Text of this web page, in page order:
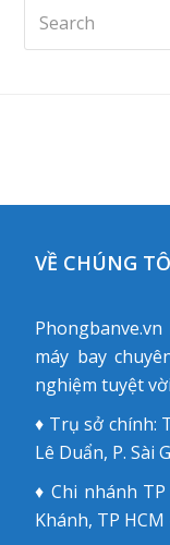
VỀ CHÚNG
máy bay
nghiệm tuyệt
♦ Trụ sở chính:
Lê Duẩn, P. Sài
♦ Chi nhánh
Khánh, TP